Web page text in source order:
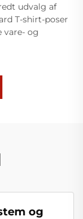
udvalg af
T-shirt-poser
vare- og
og